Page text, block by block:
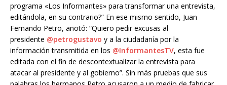
programa «Los Informantes» para transformar una entrevista,
editándola, en su contrario?” En ese mismo sentido, Juan
Fernando Petro, anotó: “Quiero pedir excusas al
presidente @petrogustavo y a la ciudadanía por la
información transmitida en los @InformantesTV, esta fue
editada con el fin de descontextualizar la entrevista para
atacar al presidente y al gobierno”. Sin más pruebas que sus